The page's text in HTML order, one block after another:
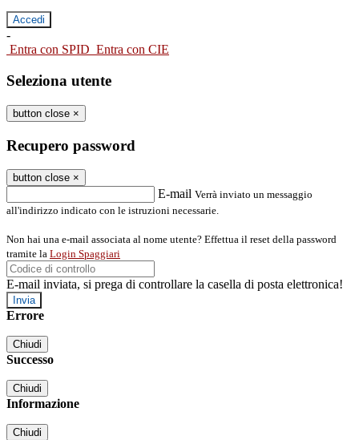
-
Entra con SPID Entra con CIE
Seleziona utente
button close ×
Recupero password
button close ×
E-mail Verrà inviato un messaggio
all'indirizzo indicato con le istruzioni necessarie.
Non hai una e-mail associata al nome utente? Effettua il reset della password
tramite la Login Spaggiari
E-mail inviata, si prega di controllare la casella di posta elettronica!
Errore
Chiudi
Successo
Chiudi
Informazione
Chiudi